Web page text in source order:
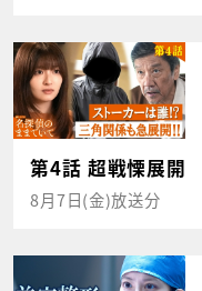
第4話 超戦慄展開
8月7日(金)放送分